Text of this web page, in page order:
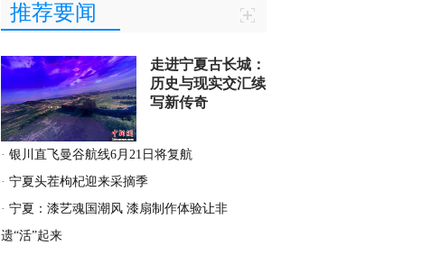
推荐要闻
走进宁夏古长城：
历史与现实交汇续
写新传奇
· 银川直飞曼谷航线6月21日将复航
· 宁夏头茬枸杞迎来采摘季
· 宁夏：漆艺魂国潮风 漆扇制作体验让非
遗“活”起来